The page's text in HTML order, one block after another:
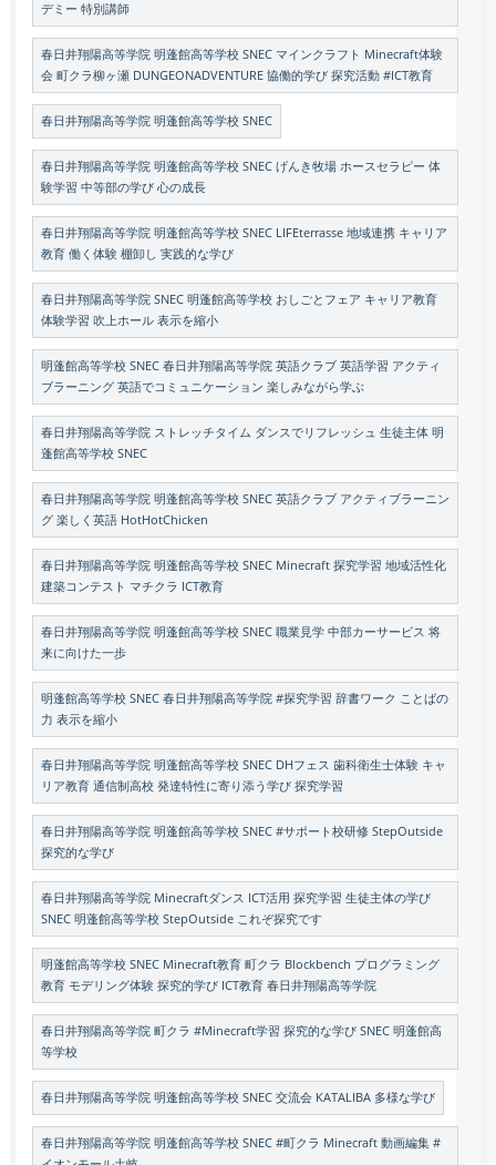
デミー 特別講師
春日井翔陽高等学院 明蓬館高等学校 SNEC マインクラフト Minecraft体験
会 町クラ柳ヶ瀬 DUNGEONADVENTURE 協働的学び 探究活動 #ICT教育
春日井翔陽高等学院 明蓬館高等学校 SNEC
春日井翔陽高等学院 明蓬館高等学校 SNEC げんき牧場 ホースセラピー 体
験学習 中等部の学び 心の成長
春日井翔陽高等学院 明蓬館高等学校 SNEC LIFEterrasse 地域連携 キャリア
教育 働く体験 棚卸し 実践的な学び
春日井翔陽高等学院 SNEC 明蓬館高等学校 おしごとフェア キャリア教育
体験学習 吹上ホール 表示を縮小
明蓬館高等学校 SNEC 春日井翔陽高等学院 英語クラブ 英語学習 アクティ
ブラーニング 英語でコミュニケーション 楽しみながら学ぶ
春日井翔陽高等学院 ストレッチタイム ダンスでリフレッシュ 生徒主体 明
蓬館高等学校 SNEC
春日井翔陽高等学院 明蓬館高等学校 SNEC 英語クラブ アクティブラーニン
グ 楽しく英語 HotHotChicken
春日井翔陽高等学院 明蓬館高等学校 SNEC Minecraft 探究学習 地域活性化
建築コンテスト マチクラ ICT教育
春日井翔陽高等学院 明蓬館高等学校 SNEC 職業見学 中部カーサービス 将
来に向けた一歩
明蓬館高等学校 SNEC 春日井翔陽高等学院 #探究学習 辞書ワーク ことばの
力 表示を縮小
春日井翔陽高等学院 明蓬館高等学校 SNEC DHフェス 歯科衛生士体験 キャ
リア教育 通信制高校 発達特性に寄り添う学び 探究学習
春日井翔陽高等学院 明蓬館高等学校 SNEC #サポート校研修 StepOutside
探究的な学び
春日井翔陽高等学院 Minecraftダンス ICT活用 探究学習 生徒主体の学び
SNEC 明蓬館高等学校 StepOutside これぞ探究です
明蓬館高等学校 SNEC Minecraft教育 町クラ Blockbench プログラミング
教育 モデリング体験 探究的学び ICT教育 春日井翔陽高等学院
春日井翔陽高等学院 町クラ #Minecraft学習 探究的な学び SNEC 明蓬館高
等学校
春日井翔陽高等学院 明蓬館高等学校 SNEC 交流会 KATALIBA 多様な学び
春日井翔陽高等学院 明蓬館高等学校 SNEC #町クラ Minecraft 動画編集 #